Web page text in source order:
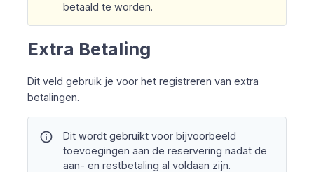
betaald te worden.
Extra Betaling
Dit veld gebruik je voor het registreren van extra
betalingen.
info
Dit wordt gebruikt voor bijvoorbeeld
toevoegingen aan de reservering nadat de
aan- en restbetaling al voldaan zijn.